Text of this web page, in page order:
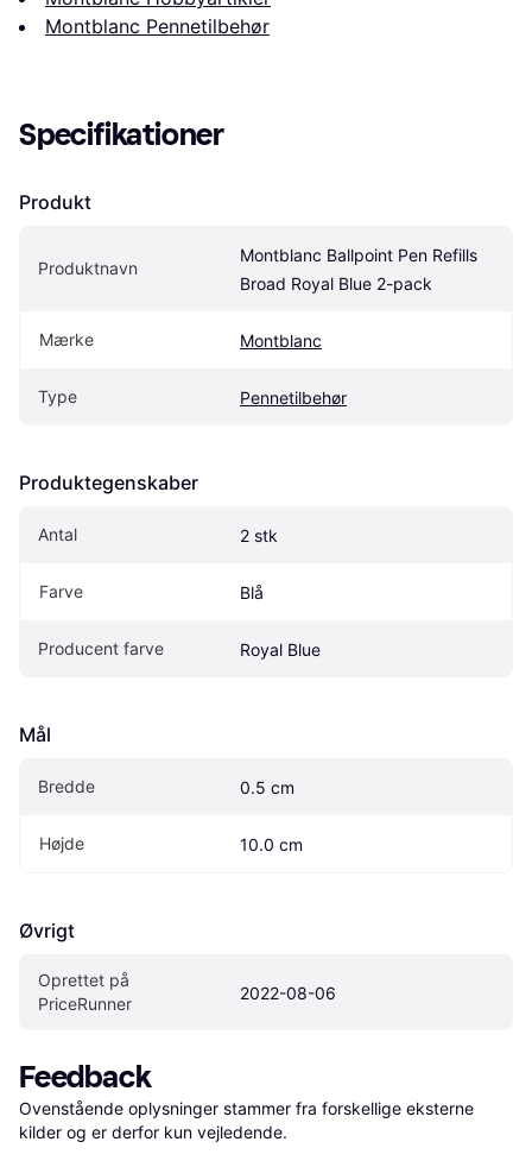
Montblanc Pennetilbehør
Specifikationer
Produkt
Produktnavn
Montblanc Ballpoint Pen Refills
Broad Royal Blue 2-pack
Mærke Montblanc
Type Pennetilbehør
Produktegenskaber
Antal 2 stk
Farve Blå
Producent farve Royal Blue
Mål
Bredde 0.5 cm
Højde 10.0 cm
Øvrigt
Oprettet på
PriceRunner
2022-08-06
Feedback
Ovenstående oplysninger stammer fra forskellige eksterne
kilder og er derfor kun vejledende.